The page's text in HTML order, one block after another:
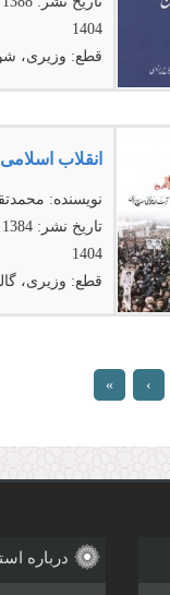
1404
قطع: وزیری،
نویسنده:
تاریخ نشر:1384
1404
قطع: وزیری،
›
»
درباره